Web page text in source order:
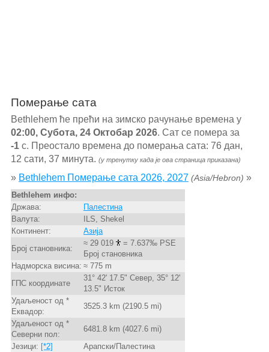
Померање сата
Bethlehem ће прећи на зимско рачунање времена у
02:00, Субота, 24 Октобар 2026. Сат се помера за
-1с. Преостало времена до померања сата: 76 дан,
12 сати, 37 минута. (у тренутку када је ова страница приказана)
» Bethlehem Померање сата 2026, 2027 (Asia/Hebron) »
Bethlehem инфо:
Држава:
Палестина
Валута:
ILS, Shekel
Континент:
Азија
Број становника:
≈ 29 019
= 7.637‰ PSE
Број становника
Надморска висина: ≈ 775 m
ГПС координате
31° 42' 17.5" Север, 35° 12'
13.5" Исток
Удаљеност од *
Еквадор:
3525.3 km (2190.5 mi)
Удаљеност од *
Северни пол:
6481.8 km (4027.6 mi)
Језици: [*2]
Арапски/Палестина